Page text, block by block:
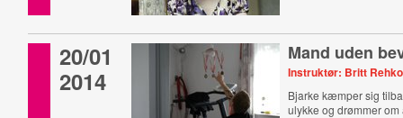
20/01
2014
Mand uden
Instruktør: Britt
Bjarke kæmper sig
ulykke og drømmer